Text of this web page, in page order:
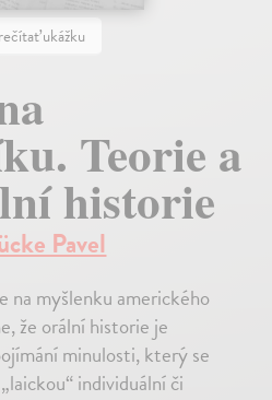
ukážku
Teorie a
historie
Pavel
na myšlenku amerického
že orální historie je
minulosti, který se
individuální či